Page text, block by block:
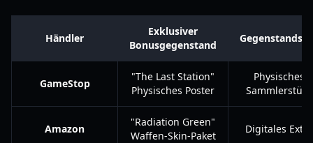
Händler
Exklusiver
Bonusgegenstand
GameStop
"The Last Station"
Physisches Poster
Physisches
Sammlerstück
Amazon
"Radiation Green"
Waffen-Skin-Paket
Digitales Extra